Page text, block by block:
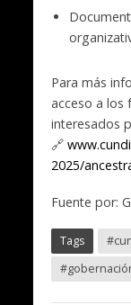
Para más
acceso a los
interesados
🔗
2025/
Fuente por:
Tags